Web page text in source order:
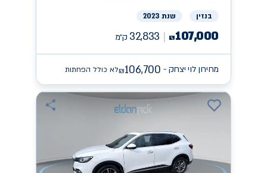
בנזין שנת 2023
₪107,000
32,833 ק״מ
מחירון לוי יצחק - ₪106,700 לא כולל הפחתות